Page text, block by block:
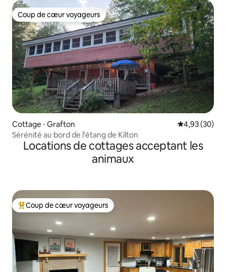
Coup de cœur voyageurs
Coup de cœur voyageurs
Cottage ⋅ Grafton Évaluation
4,93 (30)
Sérénité au bord de l'étang de Kilton
Locations de cottages acceptant les
animaux
Coups de cœur voyageurs les plus appréciés
Coup de cœur voyageurs